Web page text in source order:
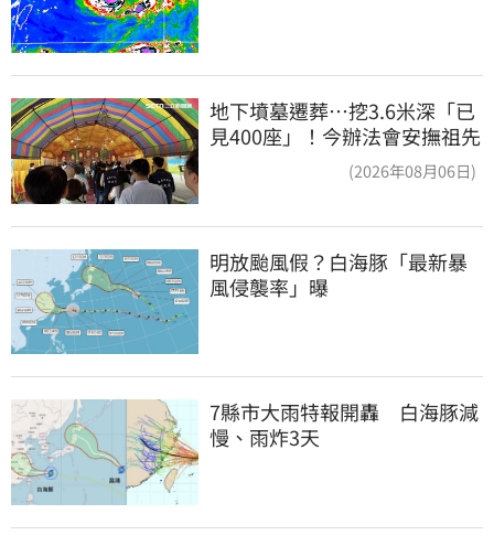
地下墳墓遷葬…挖3.6米深「已
見400座」！今辦法會安撫祖先
(2026年08月06日)
明放颱風假？白海豚「最新暴
風侵襲率」曝
7縣市大雨特報開轟　白海豚減
慢、雨炸3天